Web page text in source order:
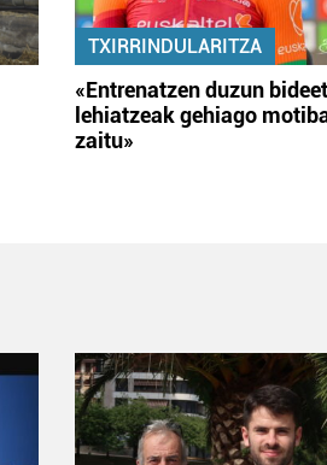
TXIRRINDULARITZA
«Entrenatzen duzun
lehiatzeak gehiago
zaitu»